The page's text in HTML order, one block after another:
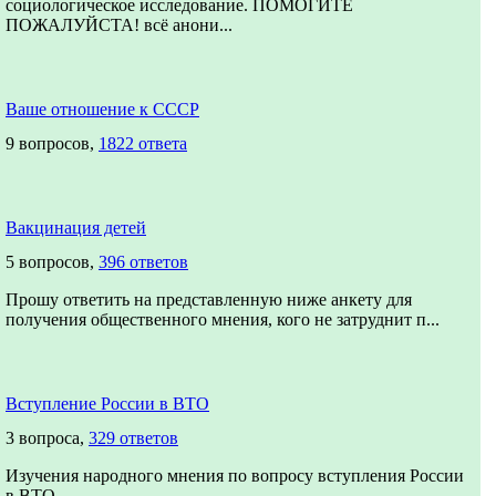
социологическое исследование. ПОМОГИТЕ
ПОЖАЛУЙСТА! всё анони...
Ваше отношение к СССР
9 вопросов, 1822 ответа
Вакцинация детей
5 вопросов, 396 ответов
Прошу ответить на представленную ниже анкету для
получения общественного мнения, кого не затруднит п...
Вступление России в ВТО
3 вопроса, 329 ответов
Изучения народного мнения по вопросу вступления России